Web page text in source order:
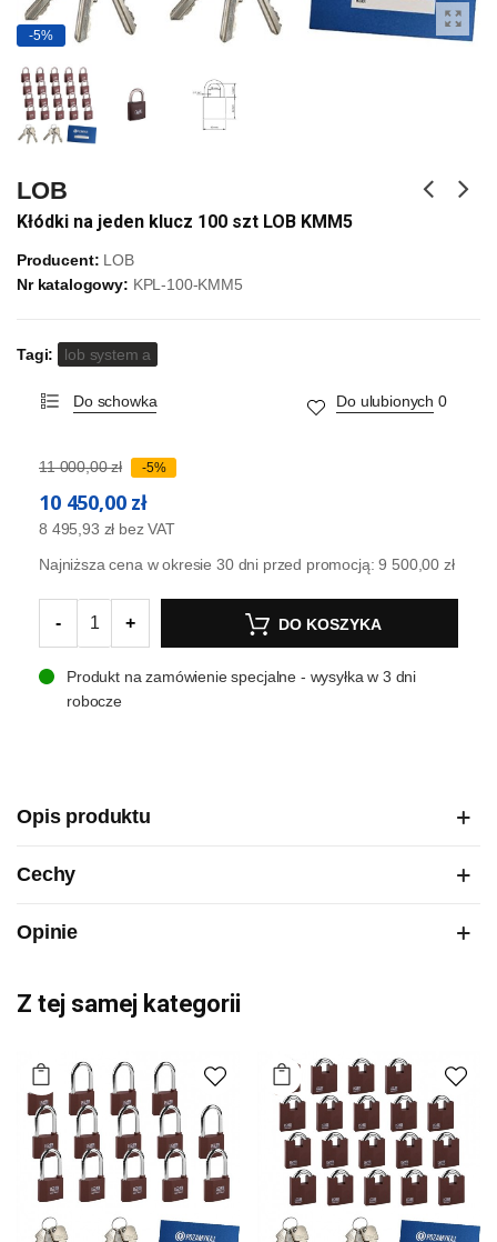
-5%
LOB
Kłódki na jeden klucz 100 szt LOB KMM5
Producent: LOB
Nr katalogowy: KPL-100-KMM5
Tagi: lob system a
Do schowka Do ulubionych 0
11 000,00 zł -5%
10 450,00 zł
8 495,93 zł bez VAT
Najniższa cena w okresie 30 dni przed promocją:9 500,00 zł
- + DO KOSZYKA
Produkt na zamówienie specjalne - wysyłka w 3 dni
robocze
Opis produktu
Cechy
Opinie
Z tej samej kategorii